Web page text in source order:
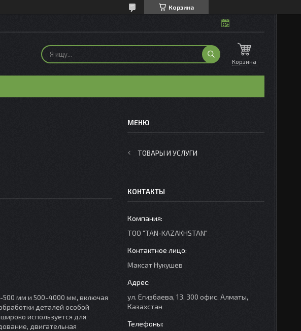
Корзина
Корзина
500 мм и 500-4000 мм, включая
деталей особой
используется для
двигательная
ТОВАРЫ И УСЛУГИ
КОНТАКТЫ
ТОО "TAN-KAZAKHSTAN"
Максат Нукушев
ул. Егизбаева, 13, 300 офис, Алматы,
Казахстан